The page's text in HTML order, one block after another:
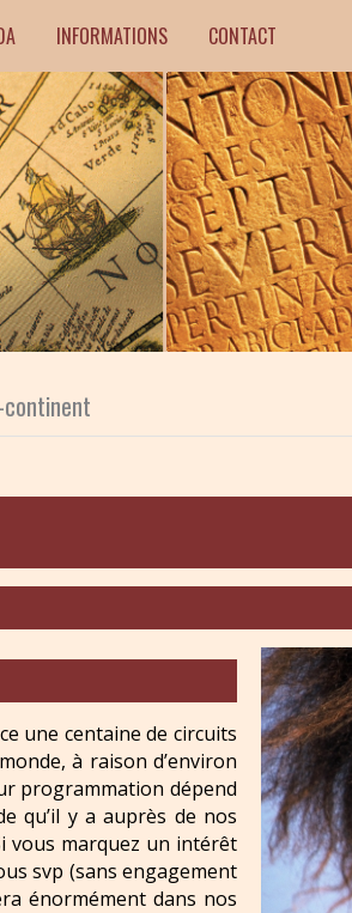
INFORMATIONS CONTACT
continent
une centaine de circuits
à raison d’environ
programmation dépend
qu’il y a auprès de nos
vous marquez un intérêt
svp (sans engagement
énormément dans nos